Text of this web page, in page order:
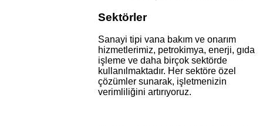
Sektörler
Sanayi tipi vana bakım ve onarım
hizmetlerimiz, petrokimya, enerji, gıda
işleme ve daha birçok sektörde
kullanılmaktadır. Her sektöre özel
çözümler sunarak, işletmenizin
verimliliğini artırıyoruz.